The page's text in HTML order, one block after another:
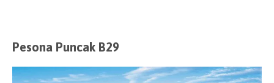
Pesona Puncak B29